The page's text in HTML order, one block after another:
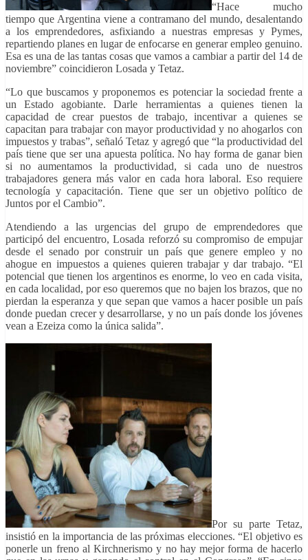
“Hace mucho
tiempo que Argentina viene a contramano del mundo, desalentando
a los emprendedores, asfixiando a nuestras empresas y Pymes,
repartiendo planes en lugar de enfocarse en generar empleo genuino.
Esa es una de las tantas cosas que vamos a cambiar a partir del 14 de
noviembre” coincidieron Losada y Tetaz.
“Lo que buscamos y proponemos es potenciar la sociedad frente a
un Estado agobiante. Darle herramientas a quienes tienen la
capacidad de crear puestos de trabajo, incentivar a quienes se
capacitan para trabajar con mayor productividad y no ahogarlos con
impuestos y trabas”, señaló Tetaz y agregó que “la productividad del
país tiene que ser una apuesta política. No hay forma de ganar bien
si no aumentamos la productividad, si cada uno de nuestros
trabajadores genera más valor en cada hora laboral. Eso requiere
tecnología y capacitación. Tiene que ser un objetivo político de
Juntos por el Cambio”.
Atendiendo a las urgencias del grupo de emprendedores que
participó del encuentro, Losada reforzó su compromiso de empujar
desde el senado por construir un país que genere empleo y no
ahogue en impuestos a quienes quieren trabajar y dar trabajo. “El
potencial que tienen los argentinos es enorme, lo veo en cada visita,
en cada localidad, por eso queremos que no bajen los brazos, que no
pierdan la esperanza y que sepan que vamos a hacer posible un país
donde puedan crecer y desarrollarse, y no un país donde los jóvenes
vean a Ezeiza como la única salida”.
Por su parte Tetaz,
insistió en la importancia de las próximas elecciones. “El objetivo es
ponerle un freno al Kirchnerismo y no hay mejor forma de hacerlo